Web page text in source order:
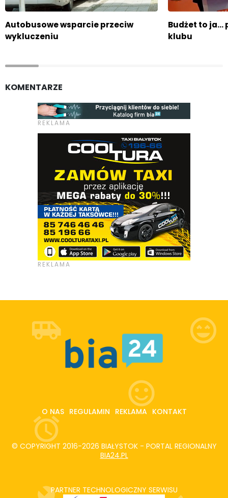
Autobusowe wsparcie przeciw
wykluczeniu
Budżet to
klubu
KOMENTARZE
O NAS REGULAMIN REKLAMA KONTAKT
© COPYRIGHT 2016-2026 BIAŁYSTOK - PORTAL REGIONALNY
BIA24.PL
PARTNER TECHNOLOGICZNY SERWISU